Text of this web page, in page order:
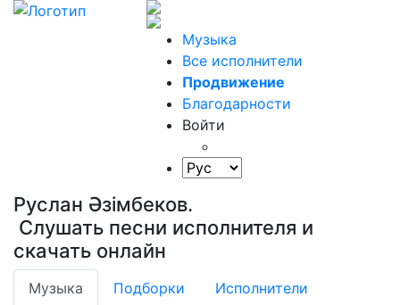
Музыка
Все исполнители
Продвижение
Благодарности
Войти
Руслан Әзімбеков.
Слушать песни исполнителя и
скачать онлайн
Музыка Подборки Исполнители